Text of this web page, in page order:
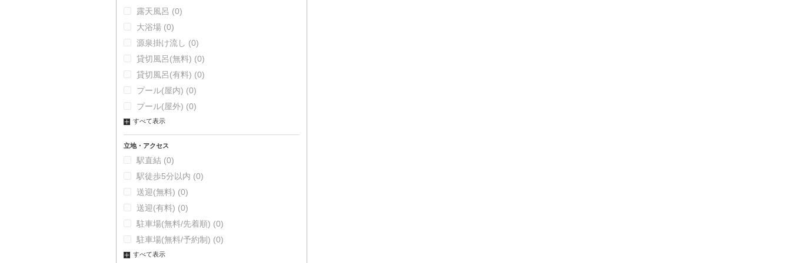
露天風呂 (0)
大浴場 (0)
源泉掛け流し (0)
貸切風呂(無料) (0)
貸切風呂(有料) (0)
プール(屋内) (0)
プール(屋外) (0)
すべて表示
立地・アクセス
駅直結 (0)
駅徒歩5分以内 (0)
送迎(無料) (0)
送迎(有料) (0)
駐車場(無料/先着順) (0)
駐車場(無料/予約制) (0)
すべて表示